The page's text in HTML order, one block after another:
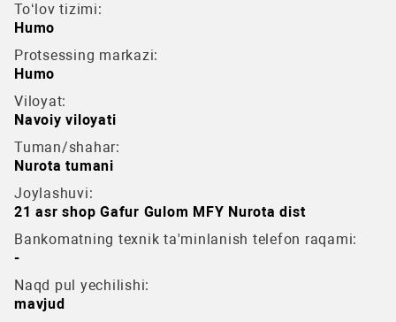
To‘lov tizimi:
Humo
Protsessing markazi:
Humo
Viloyat:
Navoiy viloyati
Tuman/shahar:
Nurota tumani
Joylashuvi:
21 asr shop Gafur Gulom MFY Nurota dist
Bankomatning texnik ta'minlanish telefon raqami:
-
Naqd pul yechilishi:
mavjud